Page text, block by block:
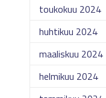
toukokuu 2024
huhtikuu 2024
maaliskuu 2024
helmikuu 2024